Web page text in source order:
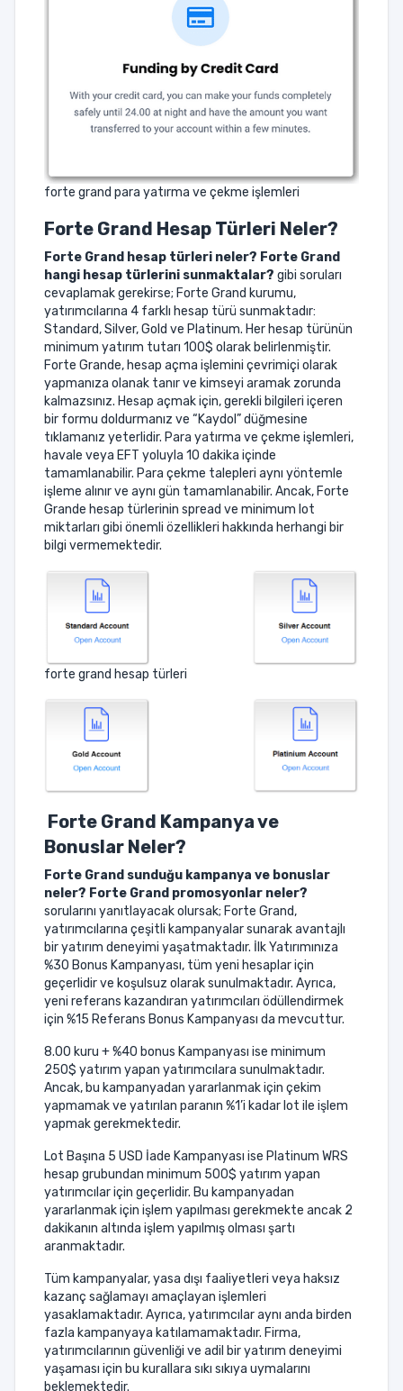
forte grand para yatırma ve çekme işlemleri
Forte Grand Hesap Türleri Neler?
Forte Grand hesap türleri neler? Forte Grand
hangi hesap türlerini sunmaktalar? gibi soruları
cevaplamak gerekirse; Forte Grand kurumu,
yatırımcılarına 4 farklı hesap türü sunmaktadır:
Standard, Silver, Gold ve Platinum. Her hesap türünün
minimum yatırım tutarı 100$ olarak belirlenmiştir.
Forte Grande, hesap açma işlemini çevrimiçi olarak
yapmanıza olanak tanır ve kimseyi aramak zorunda
kalmazsınız. Hesap açmak için, gerekli bilgileri içeren
bir formu doldurmanız ve “Kaydol” düğmesine
tıklamanız yeterlidir. Para yatırma ve çekme işlemleri,
havale veya EFT yoluyla 10 dakika içinde
tamamlanabilir. Para çekme talepleri aynı yöntemle
işleme alınır ve aynı gün tamamlanabilir. Ancak, Forte
Grande hesap türlerinin spread ve minimum lot
miktarları gibi önemli özellikleri hakkında herhangi bir
bilgi vermemektedir.
forte grand hesap türleri
Forte Grand Kampanya ve
Bonuslar Neler?
Forte Grand sunduğu kampanya ve bonuslar
neler? Forte Grand promosyonlar neler?
sorularını yanıtlayacak olursak; Forte Grand,
yatırımcılarına çeşitli kampanyalar sunarak avantajlı
bir yatırım deneyimi yaşatmaktadır. İlk Yatırımınıza
%30 Bonus Kampanyası, tüm yeni hesaplar için
geçerlidir ve koşulsuz olarak sunulmaktadır. Ayrıca,
yeni referans kazandıran yatırımcıları ödüllendirmek
için %15 Referans Bonus Kampanyası da mevcuttur.
8.00 kuru + %40 bonus Kampanyası ise minimum
250$ yatırım yapan yatırımcılara sunulmaktadır.
Ancak, bu kampanyadan yararlanmak için çekim
yapmamak ve yatırılan paranın %1’i kadar lot ile işlem
yapmak gerekmektedir.
Lot Başına 5 USD İade Kampanyası ise Platinum WRS
hesap grubundan minimum 500$ yatırım yapan
yatırımcılar için geçerlidir. Bu kampanyadan
yararlanmak için işlem yapılması gerekmekte ancak 2
dakikanın altında işlem yapılmış olması şartı
aranmaktadır.
Tüm kampanyalar, yasa dışı faaliyetleri veya haksız
kazanç sağlamayı amaçlayan işlemleri
yasaklamaktadır. Ayrıca, yatırımcılar aynı anda birden
fazla kampanyaya katılamamaktadır. Firma,
yatırımcılarının güvenliği ve adil bir yatırım deneyimi
yaşaması için bu kurallara sıkı sıkıya uymalarını
beklemektedir.